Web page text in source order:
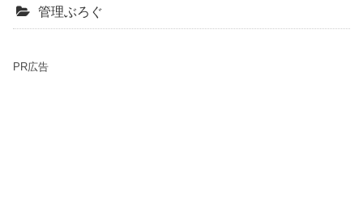
管理ぶろぐ
PR広告